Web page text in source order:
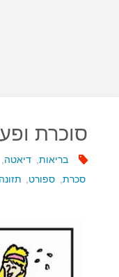
סוכרת
בריאות דיאטה
סכרת, ספורט תזונה